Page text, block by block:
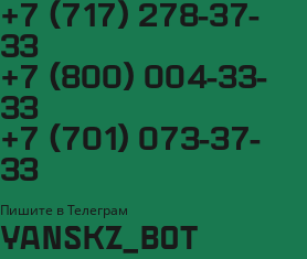
+7 (717) 278-37-
33
+7 (800) 004-33-
33
+7 (701) 073-37-
33
Пишите в Телеграм
YANSKZ_BOT